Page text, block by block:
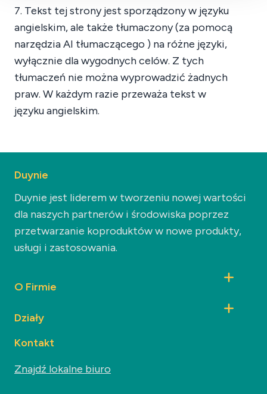
7. Tekst tej strony jest sporządzony w języku
angielskim, ale także tłumaczony (za pomocą
narzędzia AI tłumaczącego ) na różne języki,
wyłącznie dla wygodnych celów. Z tych
tłumaczeń nie można wyprowadzić żadnych
praw. W każdym razie przeważa tekst w
języku angielskim.
Duynie
Duynie jest liderem w tworzeniu nowej wartości
dla naszych partnerów i środowiska poprzez
przetwarzanie koproduktów w nowe produkty,
usługi i zastosowania.
O Firmie
Działy
Kontakt
Znajdź lokalne biuro